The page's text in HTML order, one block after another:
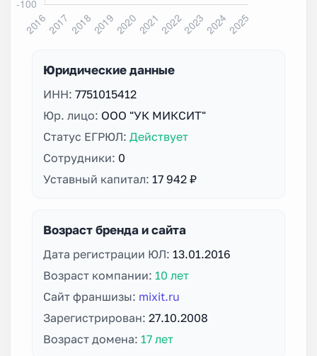
Юридические данные
ИНН: 7751015412
Юр. лицо: ООО "УК МИКСИТ"
Статус ЕГРЮЛ: Действует
Сотрудники: 0
Уставный капитал: 17 942 ₽
Возраст бренда и сайта
Дата регистрации ЮЛ: 13.01.2016
Возраст компании: 10 лет
Сайт франшизы: mixit.ru
Зарегистрирован: 27.10.2008
Возраст домена: 17 лет